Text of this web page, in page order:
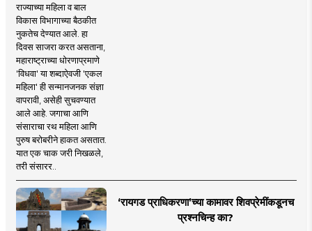
राज्याच्या महिला व बाल
विकास विभागाच्या बैठकीत
नुकतेच देण्यात आले. हा
दिवस साजरा करत असताना,
महाराष्ट्राच्या धोरणाप्रमाणे
'विधवा' या शब्दाऐवजी 'एकल
महिला' ही सन्मानजनक संज्ञा
वापरावी, असेही सुचवण्यात
आले आहे. जगाचा आणि
संसाराचा रथ महिला आणि
पुरुष बरोबरीने हाकत असतात.
यात एक चाक जरी निखळले,
तरी संसारर..
‘रायगड प्राधिकरणा’च्या कामावर शिवप्रेमींकडूनच
प्रश्नचिन्ह का?